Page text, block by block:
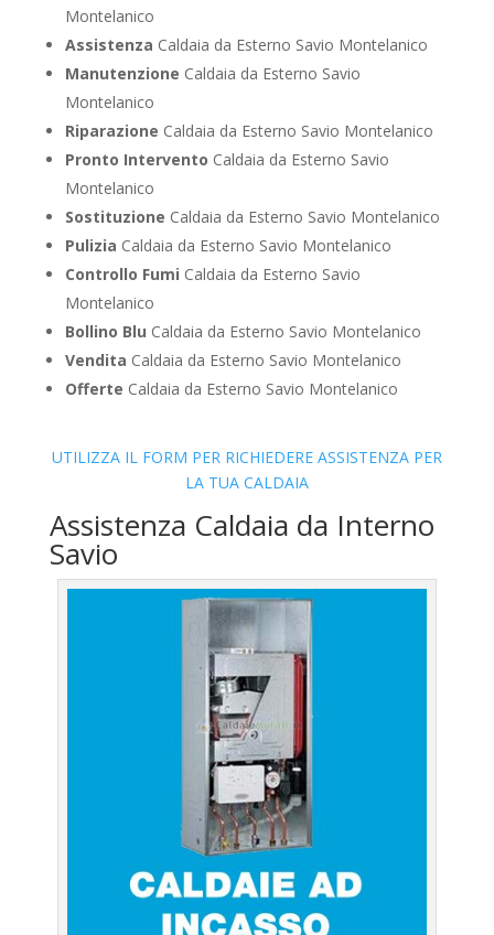
Montelanico
Assistenza Caldaia da Esterno Savio Montelanico
Manutenzione Caldaia da Esterno Savio
Montelanico
Riparazione Caldaia da Esterno Savio Montelanico
Pronto Intervento Caldaia da Esterno Savio
Montelanico
Sostituzione Caldaia da Esterno Savio Montelanico
Pulizia Caldaia da Esterno Savio Montelanico
Controllo Fumi Caldaia da Esterno Savio
Montelanico
Bollino Blu Caldaia da Esterno Savio Montelanico
Vendita Caldaia da Esterno Savio Montelanico
Offerte Caldaia da Esterno Savio Montelanico
UTILIZZA IL FORM PER RICHIEDERE ASSISTENZA PER
LA TUA CALDAIA
Assistenza Caldaia da Interno
Savio